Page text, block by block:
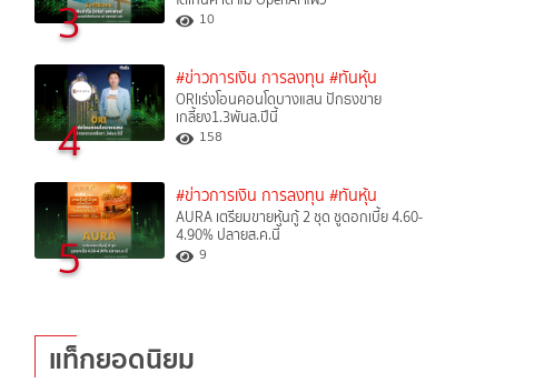
3 10
4
#ข่าวการเงิน การลงทุน #ทันหุ้น
ORIเร่งโอนคอนโดบางแสน ปักธงขาย
เกลี้ยง1.3พันล.ปีนี้
158
5
#ข่าวการเงิน การลงทุน #ทันหุ้น
AURA เตรียมขายหุ้นกู้ 2 ชุด ชูดอกเบี้ย 4.60-
4.90% ปลายส.ค.นี้
9
แท็กยอดนิยม